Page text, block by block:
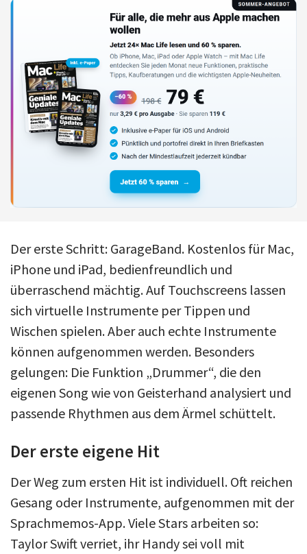
Der erste Schritt: GarageBand. Kostenlos für Mac,
iPhone und iPad, bedienfreundlich und
überraschend mächtig. Auf Touchscreens lassen
sich virtuelle Instrumente per Tippen und
Wischen spielen. Aber auch echte Instrumente
können aufgenommen werden. Besonders
gelungen: Die Funktion „Drummer“, die den
eigenen Song wie von Geisterhand analysiert und
passende Rhythmen aus dem Ärmel schüttelt.
Der erste eigene Hit
Der Weg zum ersten Hit ist individuell. Oft reichen
Gesang oder Instrumente, aufgenommen mit der
Sprachmemos-App. Viele Stars arbeiten so:
Taylor Swift verriet, ihr Handy sei voll mit